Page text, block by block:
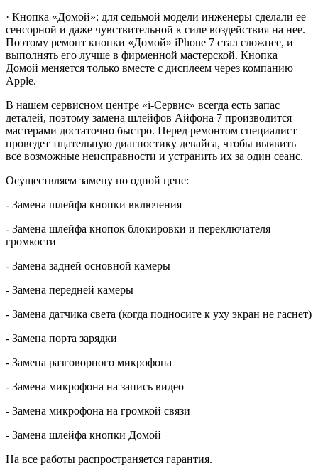
· Кнопка «Домой»: для седьмой модели инженеры сделали ее
сенсорной и даже чувствительной к силе воздействия на нее.
Поэтому ремонт кнопки «Домой» iPhone 7 стал сложнее, и
выполнять его лучше в фирменной мастерской. Кнопка
Домой меняется только вместе с дисплеем через компанию
Apple.
В нашем сервисном центре «i-Сервис» всегда есть запас
деталей, поэтому замена шлейфов Айфона 7 производится
мастерами достаточно быстро. Перед ремонтом специалист
проведет тщательную диагностику девайса, чтобы выявить
все возможные неисправности и устранить их за один сеанс.
Осуществляем замену по одной цене:
- Замена шлейфа кнопки включения
- Замена шлейфа кнопок блокировки и переключателя
громкости
- Замена задней основной камеры
- Замена передней камеры
- Замена датчика света (когда подносите к уху экран не гаснет)
- Замена порта зарядки
- Замена разговорного микрофона
- Замена микрофона на запись видео
- Замена микрофона на громкой связи
- Замена шлейфа кнопки Домой
На все работы распространяется гарантия.